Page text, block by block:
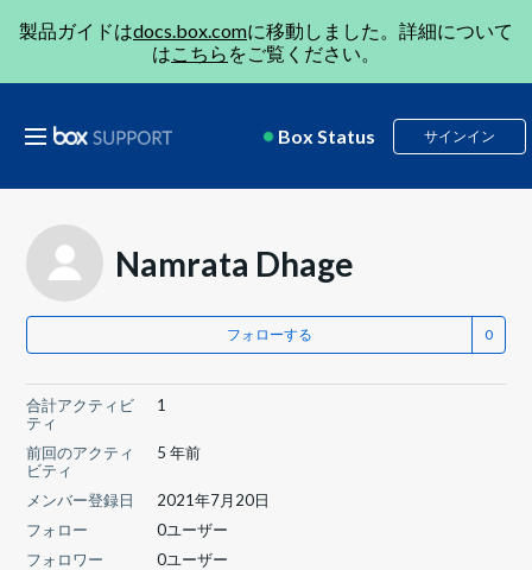
製品ガイドはdocs.box.comに移動しました。詳細について
はこちら をご覧ください。
Box Status サインイン
Namrata Dhage
フォローする
合計アクティビ
ティ
1
前回のアクティ
ビティ
5 年前
メンバー登録日
2021年7月20日
フォロー
0ユーザー
フォロワー
0ユーザー